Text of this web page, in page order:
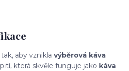
aby vznikla výběrová káva
která skvěle funguje jako káva